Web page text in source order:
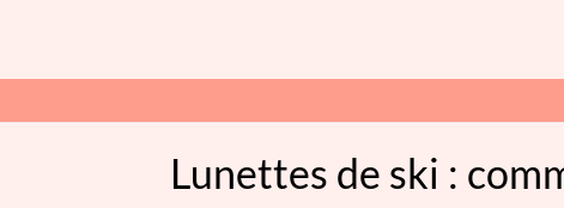
Lunettes de ski :